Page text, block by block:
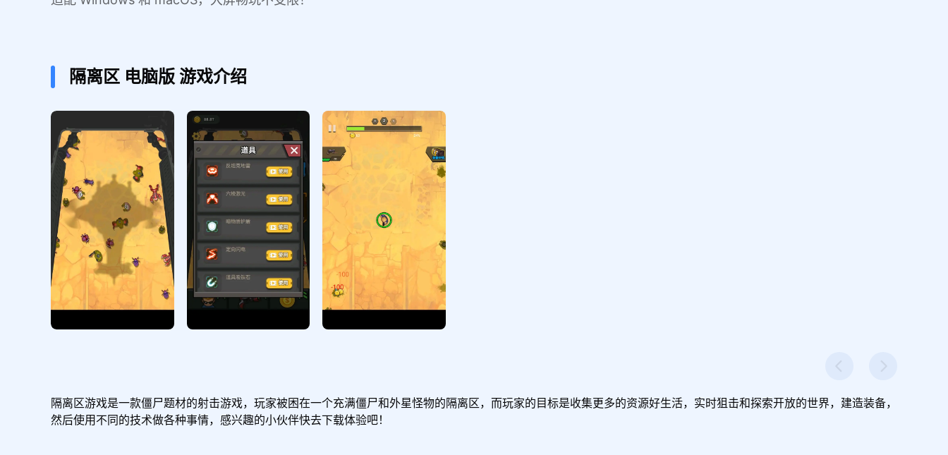
隔离区 电脑版 游戏介绍
隔离区游戏是一款僵尸题材的射击游戏，玩家被困在一个充满僵尸和外星怪物的隔离区，而玩家的目标是收集更多的资源好生活，实时狙击和探索开放的世界，建造装备，
然后使用不同的技术做各种事情，感兴趣的小伙伴快去下载体验吧！